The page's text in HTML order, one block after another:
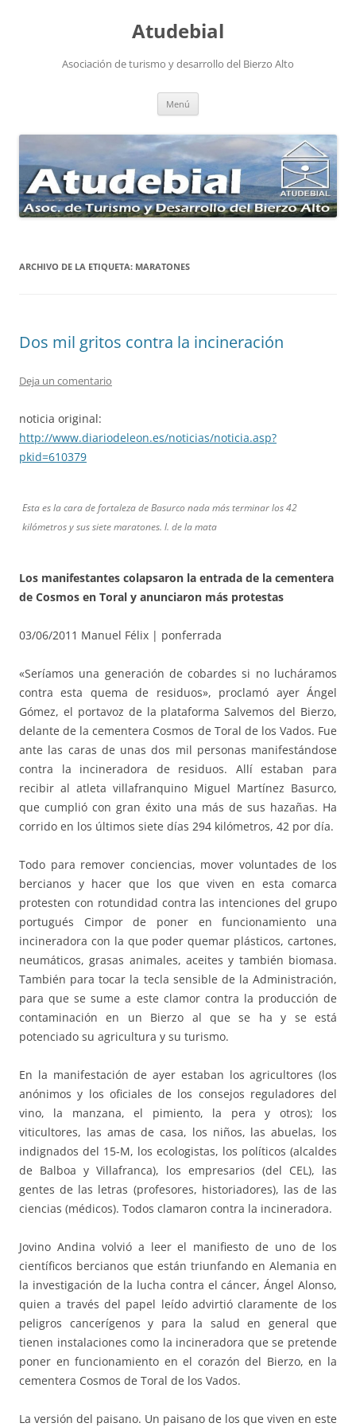
Atudebial
Asociación de turismo y desarrollo del Bierzo Alto
Menú
ARCHIVO DE LA ETIQUETA: MARATONES
Dos mil gritos contra la incineración
Deja un comentario
noticia original:
http://www.diariodeleon.es/noticias/noticia.asp?
pkid=610379
Esta es la cara de fortaleza de Basurco nada más terminar los 42
kilómetros y sus siete maratones. l. de la mata
Los manifestantes colapsaron la entrada de la cementera
de Cosmos en Toral y anunciaron más protestas
03/06/2011 Manuel Félix | ponferrada
«Seríamos una generación de cobardes si no lucháramos
contra esta quema de residuos», proclamó ayer Ángel
Gómez, el portavoz de la plataforma Salvemos del Bierzo,
delante de la cementera Cosmos de Toral de los Vados. Fue
ante las caras de unas dos mil personas manifestándose
contra la incineradora de residuos. Allí estaban para
recibir al atleta villafranquino Miguel Martínez Basurco,
que cumplió con gran éxito una más de sus hazañas. Ha
corrido en los últimos siete días 294 kilómetros, 42 por día.
Todo para remover conciencias, mover voluntades de los
bercianos y hacer que los que viven en esta comarca
protesten con rotundidad contra las intenciones del grupo
portugués Cimpor de poner en funcionamiento una
incineradora con la que poder quemar plásticos, cartones,
neumáticos, grasas animales, aceites y también biomasa.
También para tocar la tecla sensible de la Administración,
para que se sume a este clamor contra la producción de
contaminación en un Bierzo al que se ha y se está
potenciado su agricultura y su turismo.
En la manifestación de ayer estaban los agricultores (los
anónimos y los oficiales de los consejos reguladores del
vino, la manzana, el pimiento, la pera y otros); los
viticultores, las amas de casa, los niños, las abuelas, los
indignados del 15-M, los ecologistas, los políticos (alcaldes
de Balboa y Villafranca), los empresarios (del CEL), las
gentes de las letras (profesores, historiadores), las de las
ciencias (médicos). Todos clamaron contra la incineradora.
Jovino Andina volvió a leer el manifiesto de uno de los
científicos bercianos que están triunfando en Alemania en
la investigación de la lucha contra el cáncer, Ángel Alonso,
quien a través del papel leído advirtió claramente de los
peligros cancerígenos y para la salud en general que
tienen instalaciones como la incineradora que se pretende
poner en funcionamiento en el corazón del Bierzo, en la
cementera Cosmos de Toral de los Vados.
La versión del paisano. Un paisano de los que viven en este